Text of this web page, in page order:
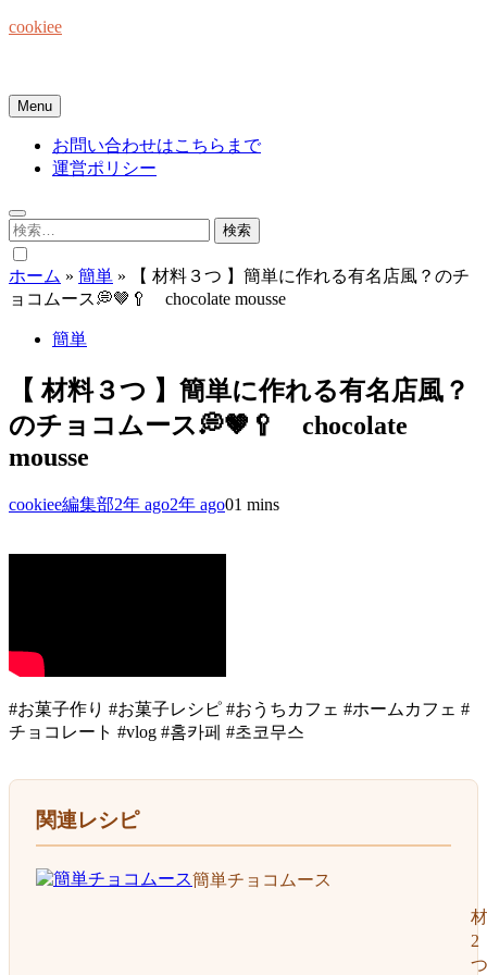
Skip
cookiee
Menu
お問い合わせはこちらまで
運営ポリシー
検
索:
ホーム » 簡単 »
【 材料３つ 】簡単に作れる有名店風？のチ
ョコムース💭🤎🥄 chocolate mousse
簡単
【 材料３つ 】簡単に作れる有名店風？
のチョコムース💭🤎🥄 chocolate
mousse
cookiee編集部2年 ago2年 ago01 mins
#お菓子作り #お菓子レシピ #おうちカフェ #ホームカフェ #
チョコレート #vlog #홈카페 #초코무스
関連レシピ
簡単チョコムース
2